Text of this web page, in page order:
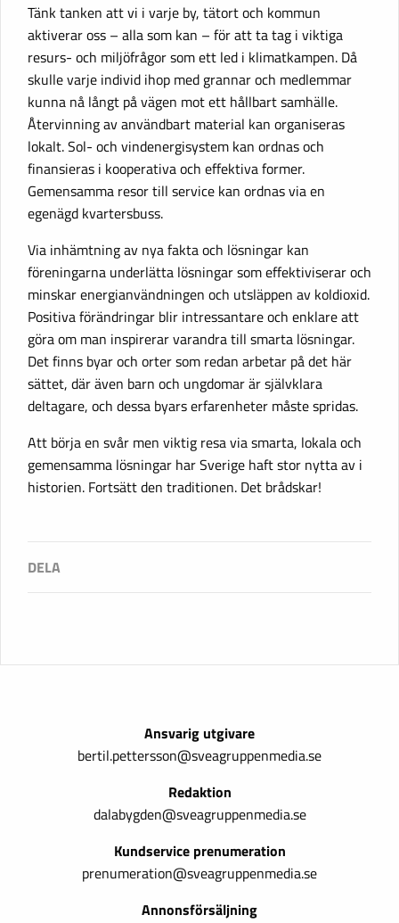
Tänk tanken att vi i varje by, tätort och kommun
aktiverar oss – alla som kan – för att ta tag i viktiga
resurs- och miljöfrågor som ett led i klimatkampen. Då
skulle varje individ ihop med grannar och medlemmar
kunna nå långt på vägen mot ett hållbart samhälle.
Återvinning av användbart material kan organiseras
lokalt. Sol- och vindenergisystem kan ordnas och
finansieras i kooperativa och effektiva former.
Gemensamma resor till service kan ordnas via en
egenägd kvartersbuss.
Via inhämtning av nya fakta och lösningar kan
föreningarna underlätta lösningar som effektiviserar och
minskar energianvändningen och utsläppen av koldioxid.
Positiva förändringar blir intressantare och enklare att
göra om man inspirerar varandra till smarta lösningar.
Det finns byar och orter som redan arbetar på det här
sättet, där även barn och ungdomar är självklara
deltagare, och dessa byars erfarenheter måste spridas.
Att börja en svår men viktig resa via smarta, lokala och
gemensamma lösningar har Sverige haft stor nytta av i
historien. Fortsätt den traditionen. Det brådskar!
Ansvarig utgivare
bertil.pettersson@sveagruppenmedia.se
Redaktion
dalabygden@sveagruppenmedia.se
Kundservice prenumeration
prenumeration@sveagruppenmedia.se
Annonsförsäljning